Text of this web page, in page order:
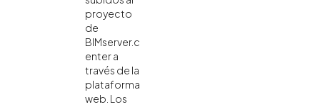
proyecto
de
BIMserver.c
enter a
través de la
plataforma
web. Los